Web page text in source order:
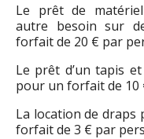
Le prêt de matériel
autre besoin sur
forfait de 20 € par
Le prêt d’un tapis
pour un forfait de 10
La location de
forfait de 3 € par